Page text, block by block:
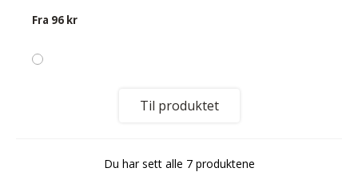
Fra 96 kr
Til produktet
Du har sett alle 7 produktene